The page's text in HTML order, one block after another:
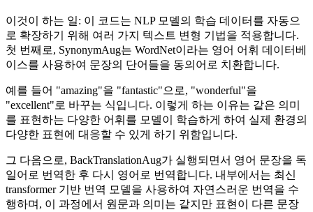
이것이 하는 일: 이 코드는 NLP 모델의 학습 데이터를 자동으
로 확장하기 위해 여러 가지 텍스트 변형 기법을 적용합니다.
첫 번째로, SynonymAug는 WordNet이라는 영어 어휘 데이터베
이스를 사용하여 문장의 단어들을 동의어로 치환합니다.
예를 들어 "amazing"을 "fantastic"으로, "wonderful"을
"excellent"로 바꾸는 식입니다. 이렇게 하는 이유는 같은 의미
를 표현하는 다양한 어휘를 모델이 학습하게 하여 실제 환경의
다양한 표현에 대응할 수 있게 하기 위함입니다.
그 다음으로, BackTranslationAug가 실행되면서 영어 문장을 독
일어로 번역한 후 다시 영어로 번역합니다. 내부에서는 최신
transformer 기반 번역 모델을 사용하여 자연스러운 번역을 수
행하며, 이 과정에서 원문과 의미는 같지만 표현이 다른 문장